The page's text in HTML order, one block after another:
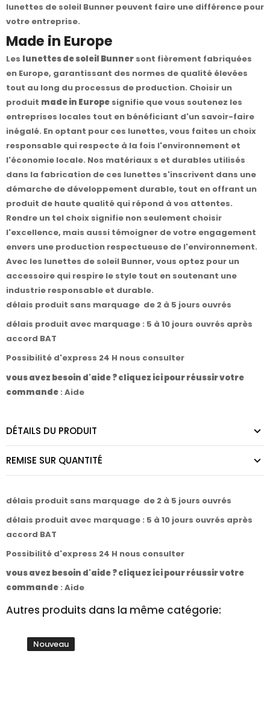
lunettes de soleil Bunner peuvent faire une différence pour
votre entreprise.
Made in Europe
Les lunettes de soleil Bunner sont fièrement fabriquées
en Europe, garantissant des normes de qualité élevées
tout au long du processus de production. Choisir un
produit made in Europe signifie que vous soutenez les
entreprises locales tout en bénéficiant d'un savoir-faire
inégalé. En optant pour ces lunettes, vous faites un choix
responsable qui respecte à la fois l'environnement et
l'économie locale. Nos matériaux s et durables utilisés
dans la fabrication de ces lunettes s'inscrivent dans une
démarche de développement durable, tout en offrant un
produit de haute qualité qui répond à vos attentes.
Rendre un tel choix signifie non seulement choisir
l'excellence, mais aussi témoigner de votre engagement
envers une production respectueuse de l'environnement.
Avec les lunettes de soleil Bunner, vous optez pour un
accessoire qui respire le style tout en soutenant une
industrie responsable et durable.
délais produit sans marquage de 2 à 5 jours ouvrés
délais produit avec marquage : 5 à 10 jours ouvrés après
accord BAT
Possibilité d'express 24 H nous consulter
vous avez besoin d'aide ? cliquez ici pour réussir votre
commande : Aide
DÉTAILS DU PRODUIT
REMISE SUR QUANTITÉ
délais produit sans marquage de 2 à 5 jours ouvrés
délais produit avec marquage : 5 à 10 jours ouvrés après
accord BAT
Possibilité d'express 24 H nous consulter
vous avez besoin d'aide ? cliquez ici pour réussir votre
commande : Aide
Autres produits dans la même catégorie:
Nouveau